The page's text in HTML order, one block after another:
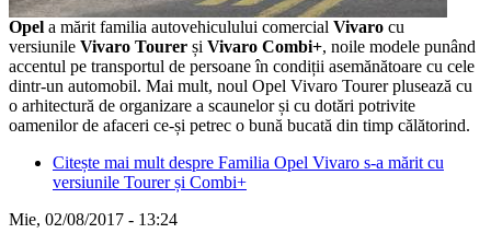
Opel a mărit familia autovehiculului comercial Vivaro cu
versiunile Vivaro Tourer și Vivaro Combi+, noile modele punând
accentul pe transportul de persoane în condiții asemănătoare cu cele
dintr-un automobil. Mai mult, noul Opel Vivaro Tourer plusează cu
o arhitectură de organizare a scaunelor și cu dotări potrivite
oamenilor de afaceri ce-și petrec o bună bucată din timp călătorind.
Citește mai mult despre Familia Opel Vivaro s-a mărit cu
versiunile Tourer și Combi+
Mie, 02/08/2017 - 13:24